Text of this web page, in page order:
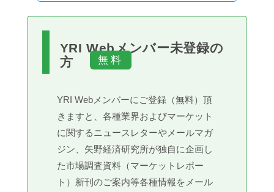
YRI Webメンバー未登録の
方
YRI Webメンバーにご登録（無料）頂
きますと、各種業界およびマーケット
に関するニュースレターやメールマガ
ジン、矢野経済研究所が独自に企画し
た市場調査資料（マーケットレポー
ト）新刊のご案内等各種情報をメール